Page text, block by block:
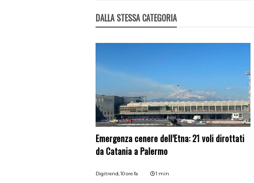
DALLA STESSA CATEGORIA
Emergenza cenere dell’Etna: 21 voli dirottati
da Catania a Palermo
Digitrend,10 ore fa 1 min